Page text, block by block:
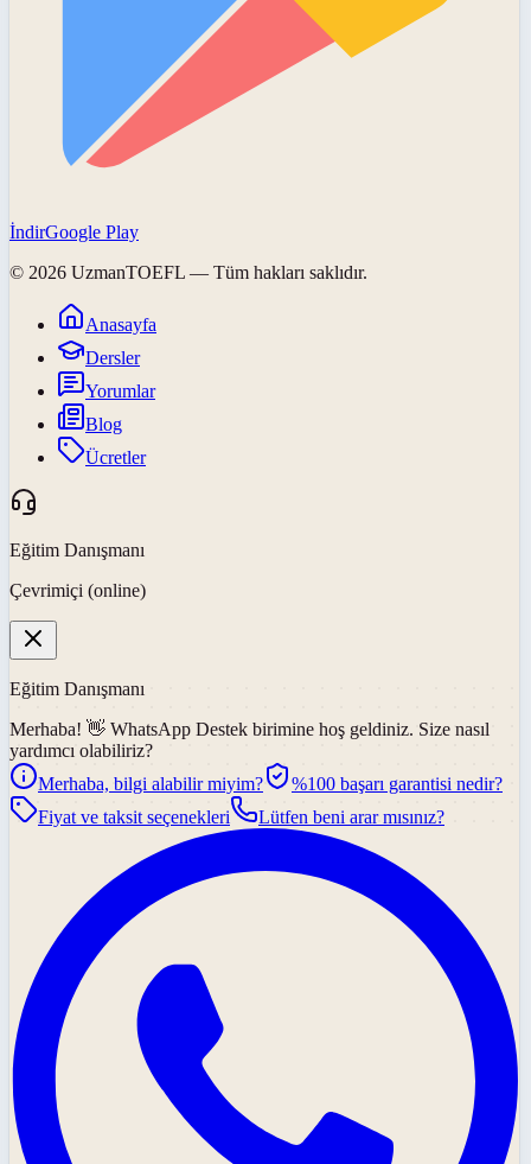
İndirGoogle Play
© 2026 UzmanTOEFL — Tüm hakları saklıdır.
Anasayfa
Dersler
Yorumlar
Blog
Ücretler
Eğitim Danışmanı
Çevrimiçi (online)
Eğitim Danışmanı
Merhaba! 👋 WhatsApp Destek birimine hoş geldiniz. Size nasıl
yardımcı olabiliriz?
Merhaba, bilgi alabilir miyim?
%100 başarı garantisi nedir?
Fiyat ve taksit seçenekleri
Lütfen beni arar mısınız?